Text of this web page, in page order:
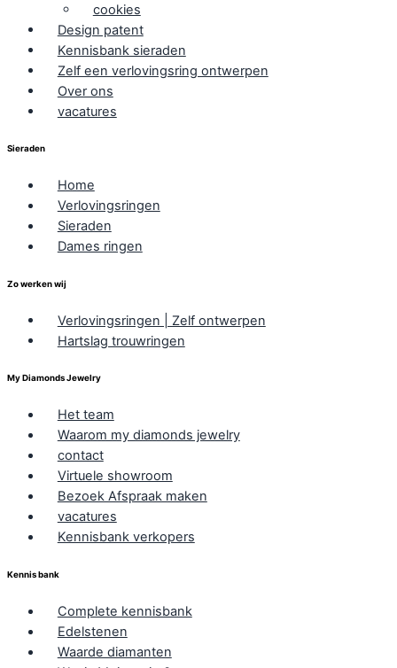
cookies
Design patent
Kennisbank sieraden
Zelf een verlovingsring ontwerpen
Over ons
vacatures
Sieraden
Home
Verlovingsringen
Sieraden
Dames ringen
Zo werken wij
Verlovingsringen | Zelf ontwerpen
Hartslag trouwringen
My Diamonds Jewelry
Het team
Waarom my diamonds jewelry
contact
Virtuele showroom
Bezoek Afspraak maken
vacatures
Kennisbank verkopers
Kennis bank
Complete kennisbank
Edelstenen
Waarde diamanten